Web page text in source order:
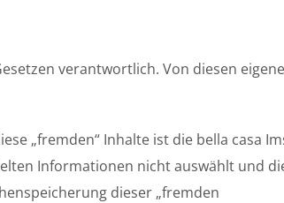
verantwortlich. Von diesen
„fremden“ Inhalte ist die bella casa
Informationen nicht auswählt und
dieser „fremden